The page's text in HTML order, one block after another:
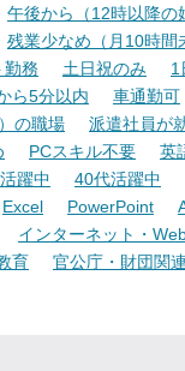
午後から（12時以降の
残業少なめ（月10時間
勤務 土日祝のみ 1
ら5分以内 車通勤可
の職場 派遣社員が
PCスキル不要 英
躍中 40代活躍中
Excel PowerPoint
インターネット・
育 官公庁・財団関連